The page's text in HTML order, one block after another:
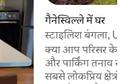
गैनेस्विल्ले में घर
स्टाइलिश बंगला, UF
डेक
क्या आप परिसर के
और पार्किंग तनाव से
सबसे लोकप्रिय क्षेत्रों